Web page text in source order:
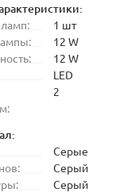
1 шт
12 W
12 W
LED
2
Серые
Серый
Серый